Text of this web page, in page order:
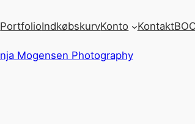
PortfolioIndkøbskurvKonto Kontakt